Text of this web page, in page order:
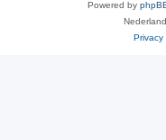
Powered by
Privacy